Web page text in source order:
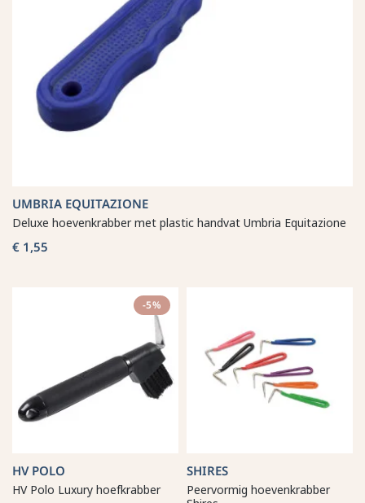
UMBRIA EQUITAZIONE
Deluxe hoevenkrabber met plastic handvat Umbria Equitazione
€ 1,55
-5%
HV POLO
HV Polo Luxury hoefkrabber
SHIRES
Peervormig hoevenkrabber